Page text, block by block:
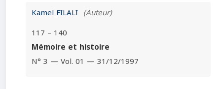
Kamel FILALI (Auteur)
117 – 140
Mémoire et histoire
N° 3 — Vol. 01 — 31/12/1997